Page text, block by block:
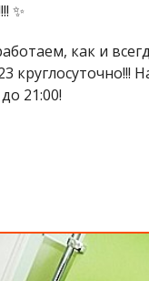
✨
как и
круглосуточно!!!
21:00!